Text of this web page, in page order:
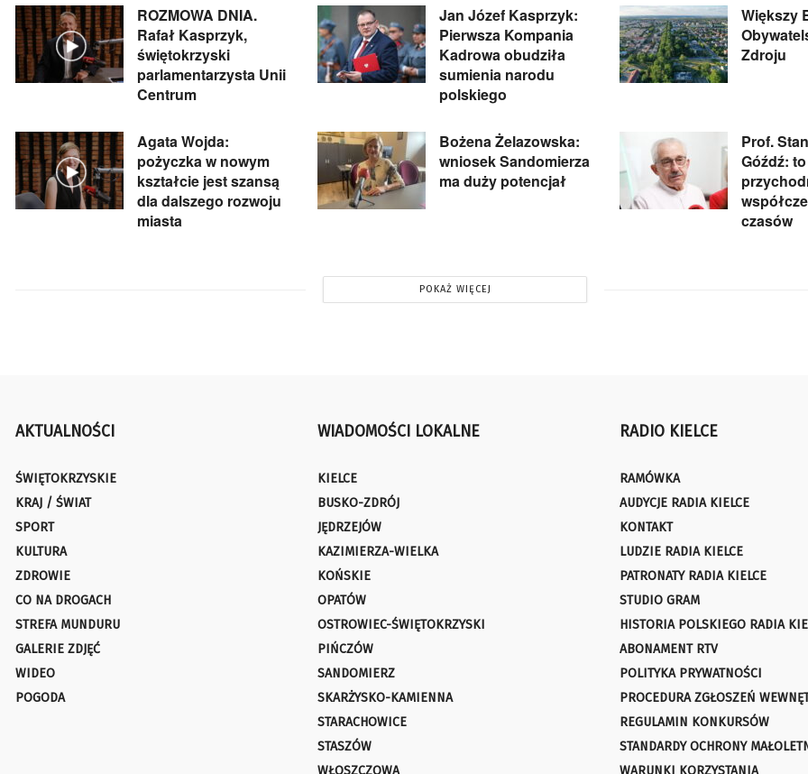
ROZMOWA DNIA.
Rafał Kasprzyk,
świętokrzyski
parlamentarzysta Unii
Centrum
Jan Józef Kasprzyk:
Pierwsza Kompania
Kadrowa obudziła
sumienia narodu
polskiego
Większy
Zdroju
Agata Wojda:
pożyczka w nowym
kształcie jest szansą
dla dalszego rozwoju
miasta
Bożena Żelazowska:
wniosek Sandomierza
ma duży potencjał
Prof.
Góźdź:
czasów
POKAŻ WIĘCEJ
AKTUALNOŚCI
ŚWIĘTOKRZYSKIE
KRAJ / ŚWIAT
SPORT
KULTURA
ZDROWIE
CO NA DROGACH
STREFA MUNDURU
GALERIE ZDJĘĆ
WIDEO
POGODA
WIADOMOŚCI LOKALNE
KIELCE
BUSKO-ZDRÓJ
JĘDRZEJÓW
KAZIMIERZA-WIELKA
KOŃSKIE
OPATÓW
OSTROWIEC-ŚWIĘTOKRZYSKI
PIŃCZÓW
SANDOMIERZ
SKARŻYSKO-KAMIENNA
STARACHOWICE
STASZÓW
RADIO KIELCE
RAMÓWKA
AUDYCJE RADIA KIELCE
KONTAKT
LUDZIE RADIA KIELCE
PATRONATY RADIA KIELCE
STUDIO GRAM
HISTORIA POLSKIEGO RADIA
ABONAMENT RTV
POLITYKA PRYWATNOŚCI
PROCEDURA ZGŁOSZEŃ
REGULAMIN KONKURSÓW
STANDARDY OCHRONY